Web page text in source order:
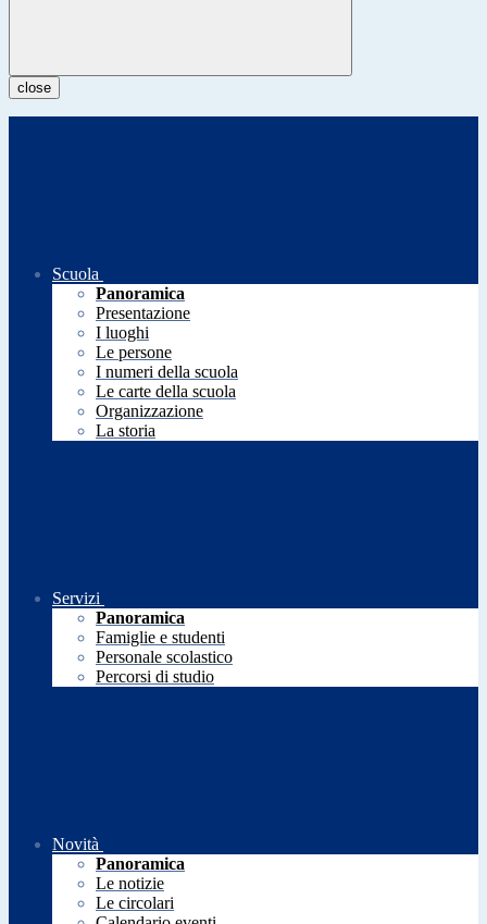
close
Scuola
Panoramica
Presentazione
I luoghi
Le persone
I numeri della scuola
Le carte della scuola
Organizzazione
La storia
Servizi
Panoramica
Famiglie e studenti
Personale scolastico
Percorsi di studio
Novità
Panoramica
Le notizie
Le circolari